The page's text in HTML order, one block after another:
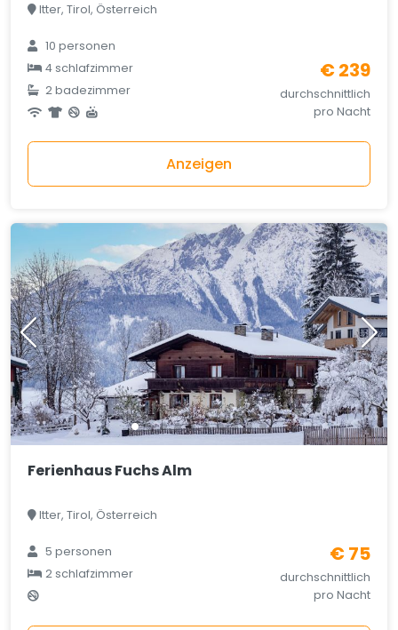
Itter, Tirol, Österreich
10 personen
4 schlafzimmer
2 badezimmer
€ 239
durchschnittlich
pro Nacht
Anzeigen
Ferienhaus Fuchs Alm
Itter, Tirol, Österreich
5 personen
2 schlafzimmer
€ 75
durchschnittlich
pro Nacht